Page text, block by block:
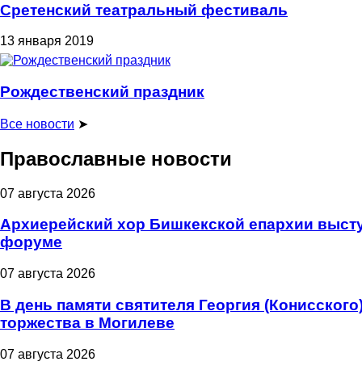
Сретенский театральный фестиваль
13 января 2019
Рождественский праздник
Все новости ➤
Православные новости
07 августа 2026
Архиерейский хор Бишкекской епархии
форуме
07 августа 2026
В день памяти святителя Георгия
торжества в Могилеве
07 августа 2026